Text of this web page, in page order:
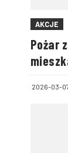
AKCJE
Pożar
2026-03-